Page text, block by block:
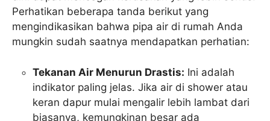
Perhatikan beberapa tanda berikut yang
mengindikasikan bahwa pipa air di rumah Anda
mungkin sudah saatnya mendapatkan perhatian:
Tekanan Air Menurun Drastis: Ini adalah
indikator paling jelas. Jika air di shower atau
keran dapur mulai mengalir lebih lambat dari
biasanya, kemungkinan besar ada